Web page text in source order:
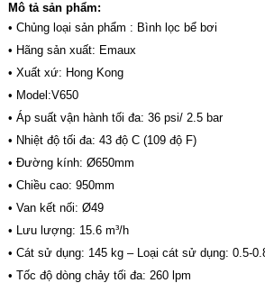
Mô tả sản phẩm:
• Chủng loại sản phẩm : Bình lọc bể bơi
• Hãng sản xuất: Emaux
• Xuất xứ: Hong Kong
• Model:V650
• Áp suất vận hành tối đa: 36 psi/ 2.5 bar
• Nhiệt độ tối đa: 43 độ C (109 độ F)
• Đường kính: Ø650mm
• Chiều cao: 950mm
• Van kết nối: Ø49
• Lưu lượng: 15.6 m³/h
• Cát sử dụng: 145 kg – Loại cát sử dụng: 0.5-
• Tốc độ dòng chảy tối đa: 260 lpm